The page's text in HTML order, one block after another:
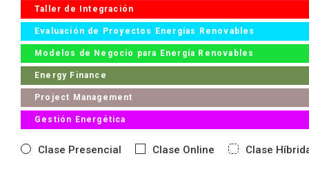
Taller de Integración
Evaluación de Proyectos Energías Renovables
Modelos de Negocio para Energía Renovables
Energy Finance
Project Management
Gestión Energética
Clase Presencial Clase Online Clase